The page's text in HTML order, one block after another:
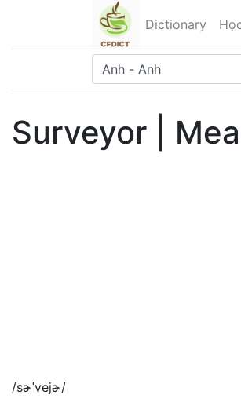
Dictionary
Surveyor |
/sɚˈvejɚ/